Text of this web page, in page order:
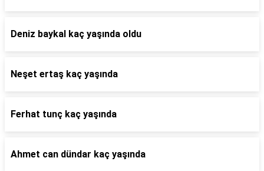
Deniz baykal kaç yaşında oldu
Neşet ertaş kaç yaşında
Ferhat tunç kaç yaşında
Ahmet can dündar kaç yaşında